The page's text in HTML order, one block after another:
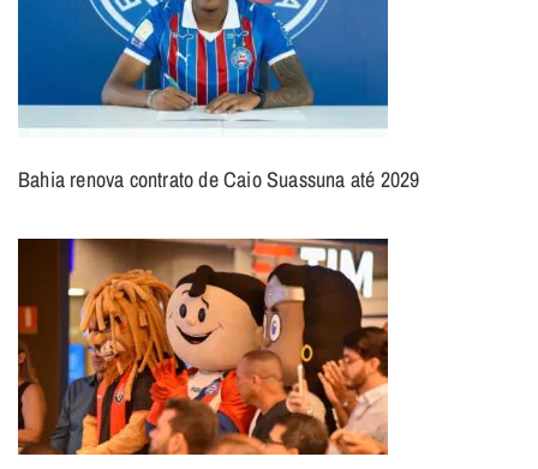
Bahia renova contrato de Caio Suassuna até 2029